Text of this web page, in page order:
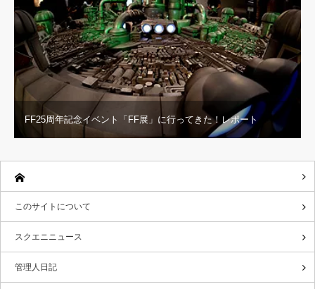
FF25周年記念イベント「FF展」に行ってきた！レポート
このサイトについて
スクエニニュース
管理人日記